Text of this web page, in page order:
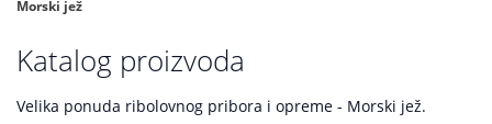
Morski jež
Katalog proizvoda
Velika ponuda ribolovnog pribora i opreme - Morski jež.